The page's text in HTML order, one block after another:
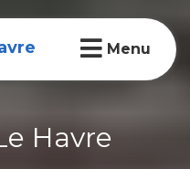
Menu
Havre